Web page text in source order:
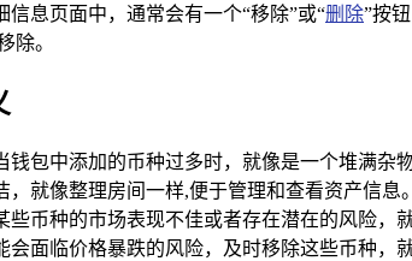
信息页面中，通常会有一个“移除”或“删除”按
除。
钱包中添加的币种过多时，就像是一个堆满
，就像整理房间一样,便于管理和查看资产信息。
些币种的市场表现不佳或者存在潜在的风险，
会面临价格暴跌的风险，及时移除这些币种，